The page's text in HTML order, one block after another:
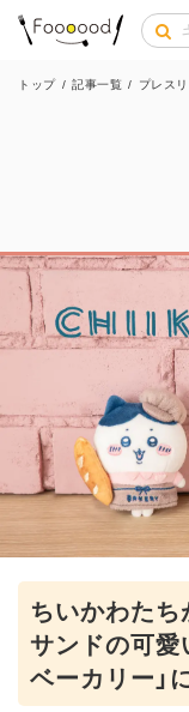
トップ / 記事一覧 / プレス
ちいかわた
サンドの可愛
ベーカリー」